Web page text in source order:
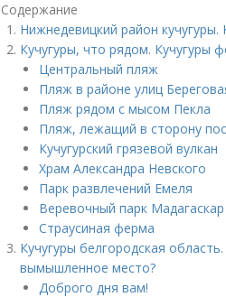
Содержание
Нижнедевицкий район
Кучугуры, что рядом. Кучугуры
Центральный пляж
Пляж в районе улиц
Пляж рядом с мысом Пекла
Пляж, лежащий в сторону
Кучугурский грязевой вулкан
Храм Александра Невского
Парк развлечений Емеля
Веревочный парк Мадагаскар
Страусиная ферма
Кучугуры белгородская
вымышленное место?
Доброго дня вам!